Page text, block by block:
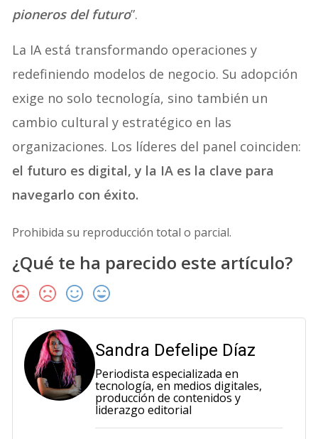
pioneros del futuro”.
La IA está transformando operaciones y
redefiniendo modelos de negocio. Su adopción
exige no solo tecnología, sino también un
cambio cultural y estratégico en las
organizaciones. Los líderes del panel coinciden:
el futuro es digital, y la IA es la clave para
navegarlo con éxito.
Prohibida su reproducción total o parcial.
¿Qué te ha parecido este artículo?
Sandra Defelipe Díaz
Periodista especializada en
tecnología, en medios digitales,
producción de contenidos y
liderazgo editorial